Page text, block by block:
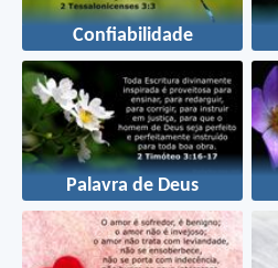
Confiabilidade
Palavra de Deus